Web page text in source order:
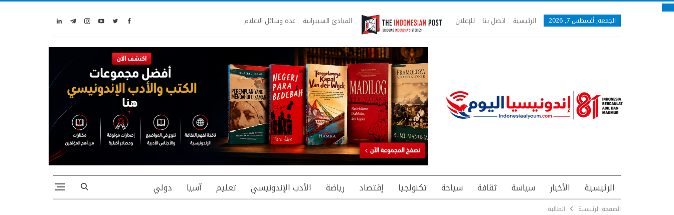
الجمعة, أغسطس 7, 2026 الرئيسية اتصل بنا للإعلان المبادئ السيبرانية عدة وسائل الاعلام
الرئيسية الأخبار سياسة ثقافة سياحة تكنولجيا إقتصاد رياضة الأدب الإندونيسي تعليم آسيا دولي
الصفحة الرئيسية الطالبة